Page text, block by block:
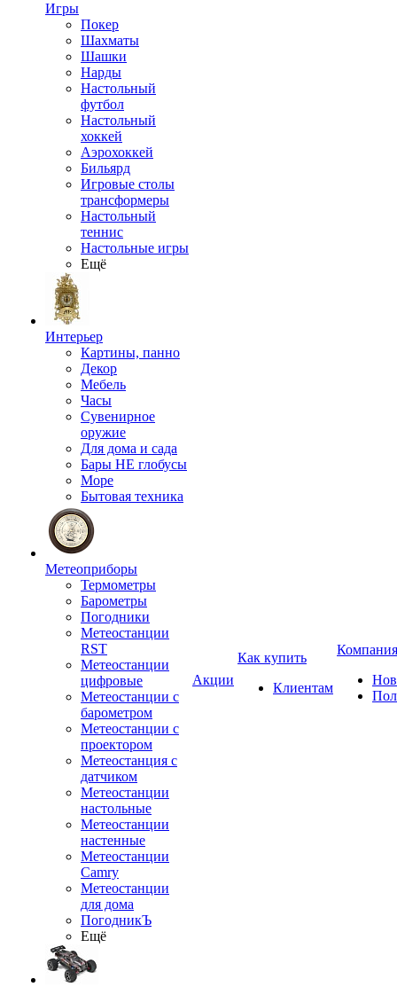
Игры
Покер
Шахматы
Шашки
Нарды
Настольный
футбол
Настольный
хоккей
Аэрохоккей
Бильярд
Игровые столы
трансформеры
Настольный
теннис
Настольные игры
Ещё
Интерьер
Картины, панно
Декор
Мебель
Часы
Сувенирное
оружие
Для дома и сада
Бары НЕ глобусы
Море
Бытовая техника
Метеоприборы
Термометры
Барометры
Погодники
Метеостанции
RST
Метеостанции
цифровые
Метеостанции с
барометром
Метеостанции с
проектором
Метеостанция с
датчиком
Метеостанции
настольные
Метеостанции
настенные
Метеостанции
Camry
Метеостанции
для дома
ПогодникЪ
Ещё
Акции
Как купить
Клиентам
Компания